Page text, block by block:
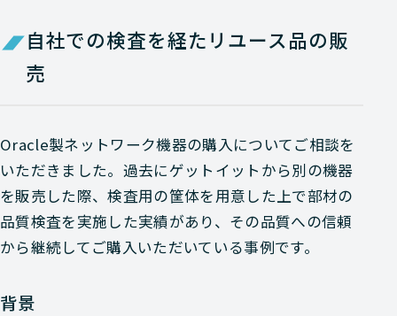
自社での検査を経たリユース品の販
売
Oracle製ネットワーク機器の購入についてご相談を
いただきました。過去にゲットイットから別の機器
を販売した際、検査用の筐体を用意した上で部材の
品質検査を実施した実績があり、その品質への信頼
から継続してご購入いただいている事例です。
背景